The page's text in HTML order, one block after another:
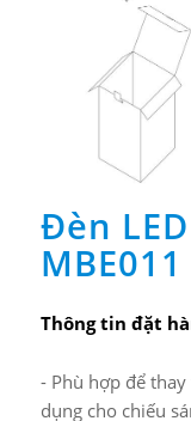
Đèn
MBE011
Thông tin đặt
- Phù hợp để
dụng cho chiếu